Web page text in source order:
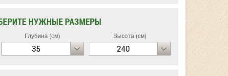
НУЖНЫЕ РАЗМЕРЫ
Глубина (см)
35
Высота (см)
240